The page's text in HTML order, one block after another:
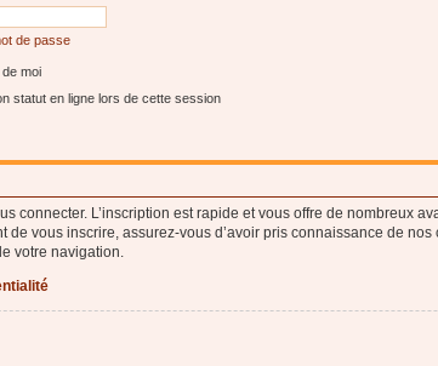
de passe
moi
statut en ligne lors de cette session
connecter. L’inscription est rapide et vous offre de nombreux
de vous inscrire, assurez-vous d’avoir pris connaissance de
votre navigation.